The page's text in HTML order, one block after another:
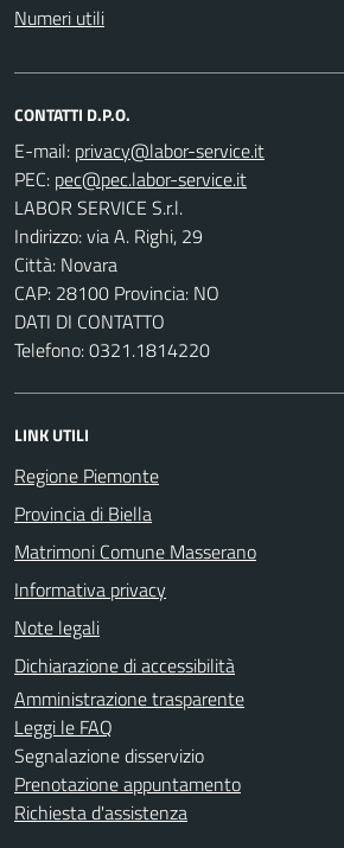
Numeri utili
CONTATTI D.P.O.
E-mail:
PEC:
LABOR SERVICE S.r.l.
Indirizzo: via A. Righi, 29
Città: Novara
CAP: 28100 Provincia: NO
DATI DI CONTATTO
Telefono: 0321.1814220
LINK UTILI
Regione Piemonte
Provincia di Biella
Matrimoni Comune Masserano
Informativa privacy
Note legali
Dichiarazione di accessibilità
Amministrazione trasparente
Leggi le FAQ
Segnalazione disservizio
Prenotazione appuntamento
Richiesta d'assistenza